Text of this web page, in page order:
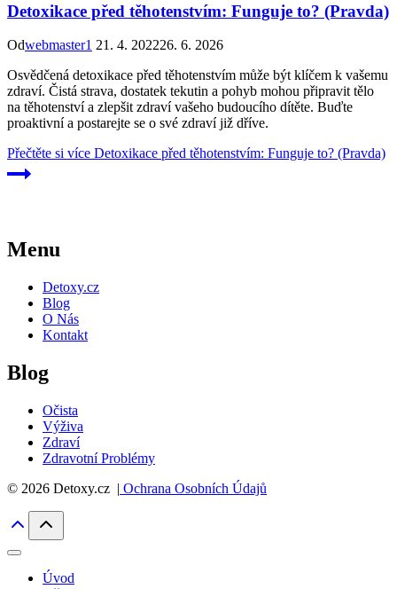
Detoxikace před těhotenstvím: Funguje to? (Pravda)
Odwebmaster1 21. 4. 202226. 6. 2026
Osvědčená detoxikace před těhotenstvím může být klíčem k vašemu
zdraví. Čistá strava, dostatek tekutin a pohyb mohou připravit tělo
na těhotenství a zlepšit zdraví vašeho budoucího dítěte. Buďte
proaktivní a postarejte se o své zdraví již dříve.
Přečtěte si více Detoxikace před těhotenstvím: Funguje to? (Pravda)
Menu
Detoxy.cz
Blog
O Nás
Kontakt
Blog
Očista
Výživa
Zdraví
Zdravotní Problémy
© 2026 Detoxy.cz | Ochrana Osobních Údajů
Úvod